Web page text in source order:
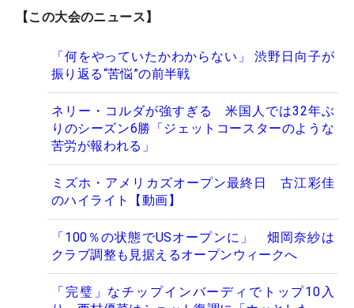
【この大会のニュース】
「何をやっていたかわからない」 渋野日向子が
振り返る“苦悩”の前半戦
ネリー・コルダが強すぎる 米国人では32年ぶ
りのシーズン6勝「ジェットコースターのような
苦労が報われる」
ミズホ・アメリカズオープン最終日 古江彩佳
のハイライト【動画】
「100％の状態でUSオープンに」 畑岡奈紗は
クラブ調整も見据えるオープンウィークへ
「完璧」なチップインバーディでトップ10入